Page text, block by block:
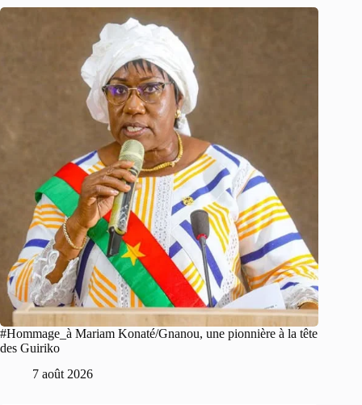
#Hommage_à Mariam Konaté/Gnanou, une pionnière à la tête
des Guiriko
7 août 2026